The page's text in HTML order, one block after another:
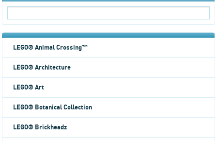
LEGO® Animal Crossing™
LEGO® Architecture
LEGO® Art
LEGO® Botanical Collection
LEGO® Brickheadz